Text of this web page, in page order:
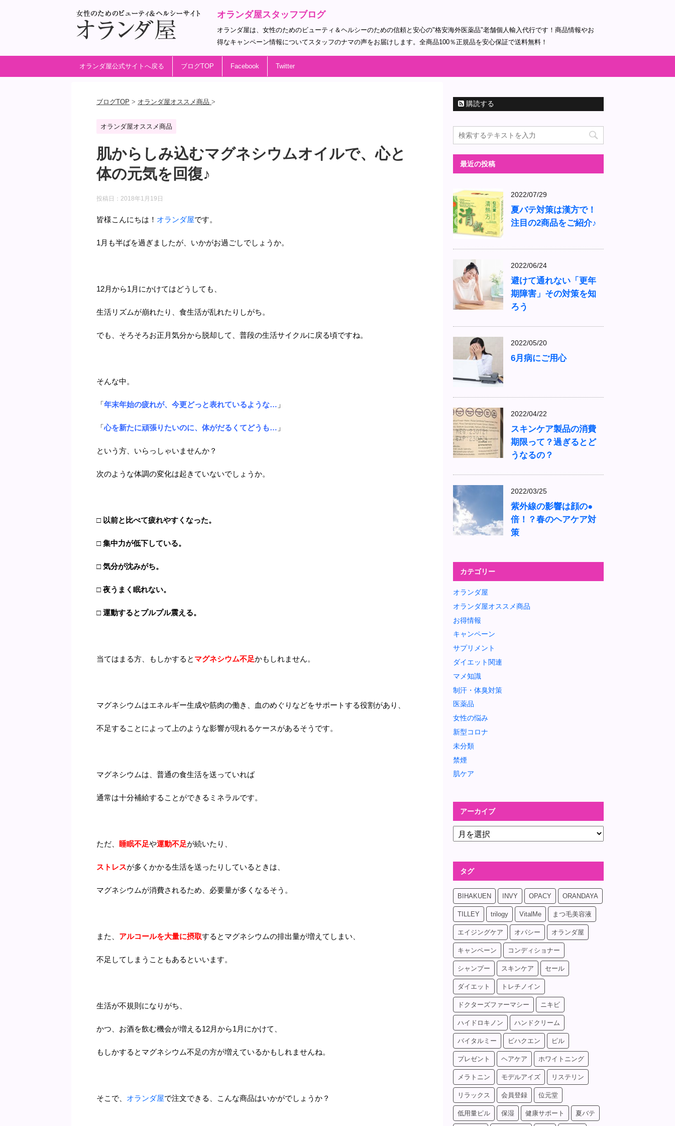
オランダ屋スタッフブログ
オランダ屋は、女性のためのビューティ＆ヘルシーのための信頼と安心の"格安海外医薬品"老舗個人輸入代行です！商品情報やお
得なキャンペーン情報についてスタッフのナマの声をお届けします。全商品100％正規品を安心保証で送料無料！
オランダ屋公式サイトへ戻る ブログTOP Facebook Twitter
ブログTOP > オランダ屋オススメ商品 >
オランダ屋オススメ商品
肌からしみ込むマグネシウムオイルで、心と
体の元気を回復♪
投稿日： 2018年1月19日
皆様こんにちは！ オランダ屋です。
1月も半ばを過ぎましたが、いかがお過ごしでしょうか。
12月から1月にかけてはどうしても、
生活リズムが崩れたり、食生活が乱れたりしがち。
でも、そろそろお正月気分から脱却して、普段の生活サイクルに戻る頃ですね。
そんな中。
「年末年始の疲れが、今更どっと表れているような… 」
「心を新たに頑張りたいのに、体がだるくてどうも… 」
という方、いらっしゃいませんか？
次のような体調の変化は起きていないでしょうか。
□ 以前と比べて疲れやすくなった。
□ 集中力が低下している。
□ 気分が沈みがち。
□ 夜うまく眠れない。
□ 運動するとプルプル震える。
当てはまる方、もしかすると マグネシウム不足かもしれません。
マグネシウムはエネルギー生成や筋肉の働き、血のめぐりなどをサポートする役割があり、
不足することによって上のような影響が現れるケースがあるそうです。
マグネシウムは、普通の食生活を送っていれば
通常は十分補給することができるミネラルです。
ただ、 睡眠不足や運動不足が続いたり、
ストレスが多くかかる生活を送ったりしているときは、
マグネシウムが消費されるため、必要量が多くなるそう。
また、 アルコールを大量に摂取するとマグネシウムの排出量が増えてしまい、
不足してしまうこともあるといいます。
生活が不規則になりがち、
かつ、お酒を飲む機会が増える12月から1月にかけて、
もしかするとマグネシウム不足の方が増えているかもしれませんね。
そこで、 オランダ屋で注文できる、こんな商品はいかがでしょうか？
購読する
最近の投稿
2022/07/29
夏バテ対策は漢方で！
注目の2商品をご紹介♪
2022/06/24
避けて通れない「更年
期障害」その対策を知
ろう
2022/05/20
6月病にご用心
2022/04/22
スキンケア製品の消費
期限って？過ぎるとど
うなるの？
2022/03/25
紫外線の影響は顔の●
倍！？春のヘアケア対
策
カテゴリー
オランダ屋
オランダ屋オススメ商品
お得情報
キャンペーン
サプリメント
ダイエット関連
マメ知識
制汗・体臭対策
医薬品
女性の悩み
新型コロナ
未分類
禁煙
肌ケア
アーカイブ
タグ
BIHAKUEN INVY OPACY ORANDAYA
TILLEY trilogy VitalMe まつ毛美容液
エイジングケア オパシー オランダ屋
キャンペーン コンディショナー
シャンプー スキンケア セール
ダイエット トレチノイン
ドクターズファーマシー ニキビ
ハイドロキノン ハンドクリーム
バイタルミー ビハクエン ピル
プレゼント ヘアケア ホワイトニング
メラトニン モデルアイズ リステリン
リラックス 会員登録 位元堂
低用量ピル 保湿 健康サポート 夏バテ